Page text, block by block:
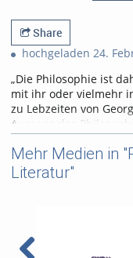
views
favorites
Share
hochgeladen 24.
„Die Philosophie ist
mit ihr oder vielmehr
zu Lebzeiten von
Aussage des
Entwicklungen der
und ihr Scheitern, die
und neue
Krisen unsere Welt,
scheint über ihnen
Metaphysik könnte
Mehr Medien in
Literatur"